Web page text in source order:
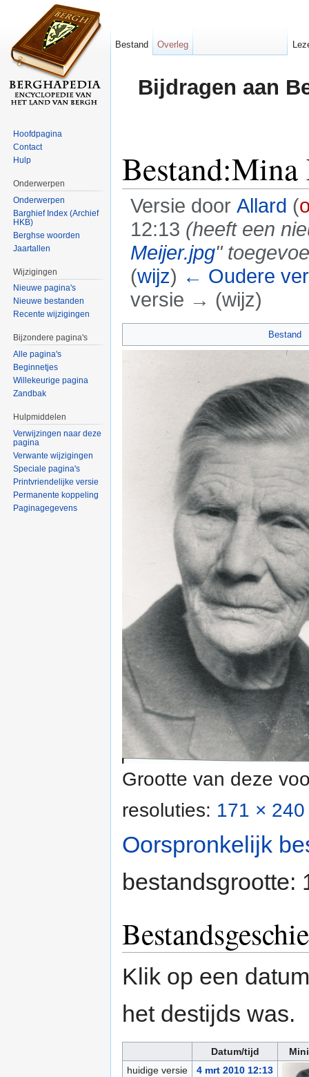
Bijdragen aan
Versie door Allard (
12:13 (heeft een
Meijer.jpg"
(wijz) ← Oudere
versie → (wijz)
Bestand
Grootte van deze
resoluties: 171 ×
Oorspronkelijk
bestandsgrootte:
Klik op een
het destijds was.
Datum/tijd
huidige versie
4 mrt 2010 12:13
Bestand Overleg
Hoofdpagina
Contact
Hulp
Onderwerpen
Onderwerpen
Barghief Index (Archief
HKB)
Berghse woorden
Jaartallen
Wijzigingen
Nieuwe pagina's
Nieuwe bestanden
Recente wijzigingen
Bijzondere pagina's
Alle pagina's
Beginnetjes
Willekeurige pagina
Zandbak
Hulpmiddelen
Verwijzingen naar deze
pagina
Verwante wijzigingen
Speciale pagina's
Printvriendelijke versie
Permanente koppeling
Paginagegevens